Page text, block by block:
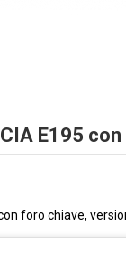
E195
foro chiave,